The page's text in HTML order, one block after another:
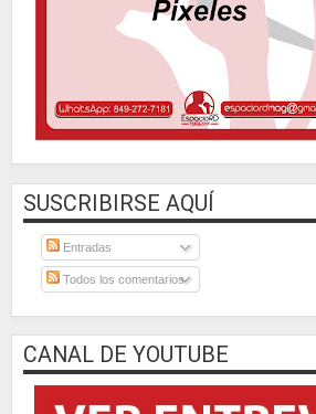
SUSCRIBIRSE AQUÍ
Entradas
Todos los comentarios
CANAL DE YOUTUBE